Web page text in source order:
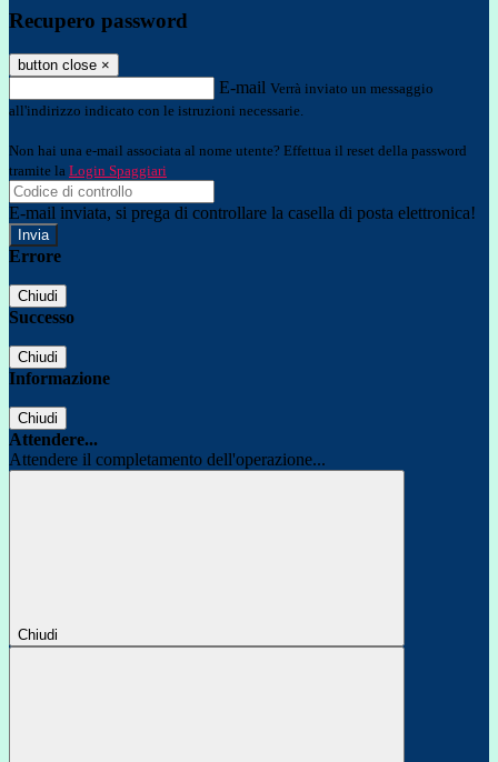
Recupero password
button close ×
E-mail Verrà inviato un messaggio
all'indirizzo indicato con le istruzioni necessarie.
Non hai una e-mail associata al nome utente? Effettua il reset della password
tramite la Login Spaggiari
E-mail inviata, si prega di controllare la casella di posta elettronica!
Errore
Chiudi
Successo
Chiudi
Informazione
Chiudi
Attendere...
Attendere il completamento dell'operazione...
Chiudi